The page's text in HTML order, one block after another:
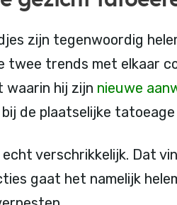
zijn tegenwoordig
twee trends met elkaar
hij zijn nieuwe
de plaatselijke tatoeage
verschrikkelijk. Dat
gaat het namelijk